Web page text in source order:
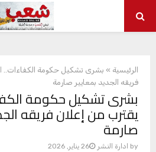
الرئيسية » بشرى تشكيل حكومة الكفاءات..
فريقه الجديد بمعايير صارمة
بشرى تشكيل حكومة
يقترب من إعلان فريقه
صارمة
by ادارة النشر 26 يناير, 2026